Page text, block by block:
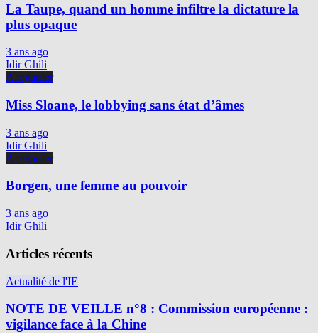
La Taupe, quand un homme infiltre la dictature la
plus opaque
3 ans ago
Idir Ghili
A regarder
Miss Sloane, le lobbying sans état d’âmes
3 ans ago
Idir Ghili
A regarder
Borgen, une femme au pouvoir
3 ans ago
Idir Ghili
Articles récents
Actualité de l'IE
NOTE DE VEILLE n°8 : Commission européenne :
vigilance face à la Chine